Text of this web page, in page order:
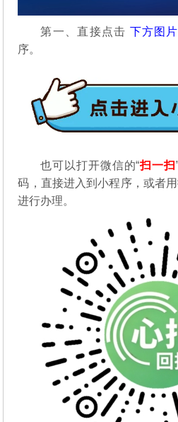
第一、直接点击 下方图片
序。
也可以打开微信的“扫一扫
码，直接进入到小程序，或者用
进行办理。